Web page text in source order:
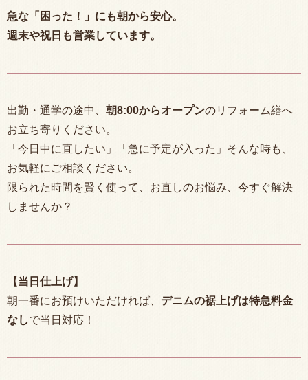
急な「困った！」にも朝から安心。
週末や祝日も営業しています。
出勤・通学の途中、 朝8:00からオープンのリフォーム繕へ
お立ち寄りください。
「今日中に直したい」「急に予定が入った」そんな時も、
お気軽にご相談ください。
限られた時間を賢く使って、お直しのお悩み、今すぐ解決
しませんか？
【当日仕上げ】
朝一番にお預けいただければ、 デニムの裾上げは特急料金
なしで当日対応！